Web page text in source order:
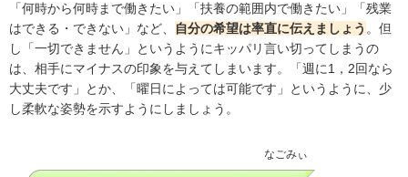
「何時から何時まで働きたい」「扶養の範囲内で働きたい」「残業
はできる・できない」など、
自分の希望は率直に伝えましょう 。但
し「一切できません」というようにキッパリ言い切ってしまうの
は、相手にマイナスの印象を与えてしまいます。「週に1，2回なら
大丈夫です」とか、「曜日によっては可能です」というように、少
し柔軟な姿勢を示すようにしましょう。
なごみぃ